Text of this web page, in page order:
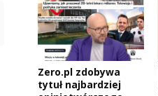
Zero.pl zdobywa
tytuł najbardziej